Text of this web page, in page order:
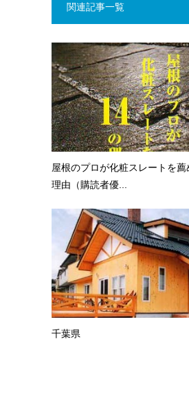
関連記事一覧
屋根のプロが化粧スレートを薦
理由（購読者優...
千葉県